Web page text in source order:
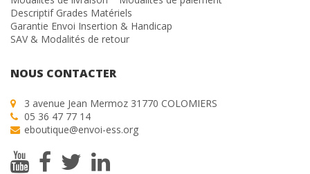
Descriptif Grades Matériels
Garantie Envoi Insertion & Handicap
SAV & Modalités de retour
NOUS CONTACTER
3 avenue Jean Mermoz 31770 COLOMIERS
05 36 47 77 14
eboutique@envoi-ess.org